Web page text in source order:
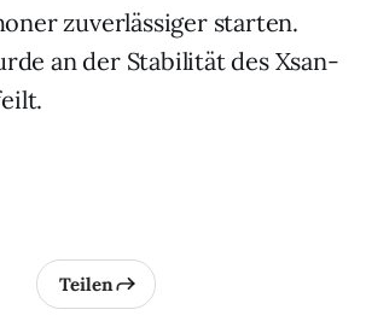
zuverlässiger starten.
an der Stabilität des Xsan-
Teilen